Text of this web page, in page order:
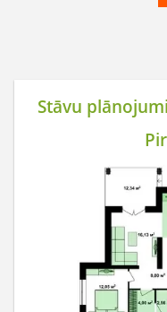
Stāvu plānojumi